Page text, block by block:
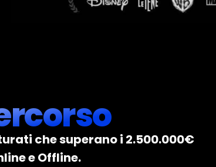
che superano i 2.500.000€
e Offline.